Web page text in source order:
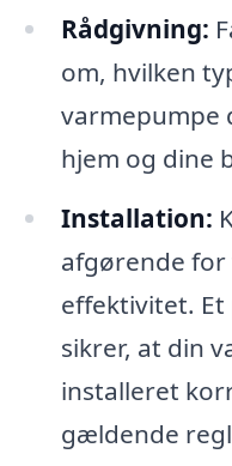
Rådgivning:
om, hvilken
varmepumpe
hjem og dine
Installation:
afgørende
effektivitet.
sikrer, at din
installeret
gældende